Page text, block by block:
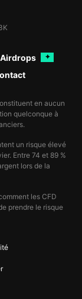
Airdrops ✦
en aucun
quelconque à
un risque élevé
Entre 74 et 89 %
lors de la
les CFD
prendre le risque